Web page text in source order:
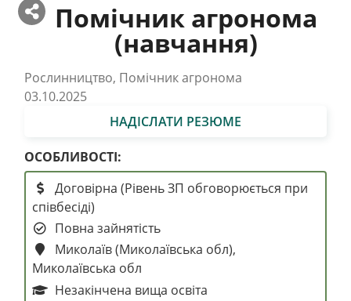
Помічник агронома
(навчання)
Рослинництво, Помічник агронома
03.10.2025
НАДІСЛАТИ РЕЗЮМЕ
ОСОБЛИВОСТІ:
Договірна (Рівень ЗП обговорюється при
співбесіді)
Повна зайнятість
Миколаїв (Миколаївська обл),
Миколаївська обл
Незакінчена вища освіта